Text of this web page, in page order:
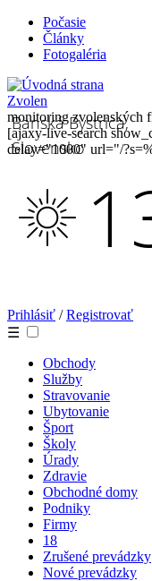
Počasie
Články
Fotogaléria
Zvolen
monitoring zvolenských
[ajaxy-live-search
delay="1000" url="/
Prihlásiť /Registrovať
☰
Obchody
Služby
Stravovanie
Ubytovanie
Šport
Školy
Úrady
Zdravie
Obchodné domy
Podniky
Firmy
18
Zrušené prevádzky
Nové prevádzky